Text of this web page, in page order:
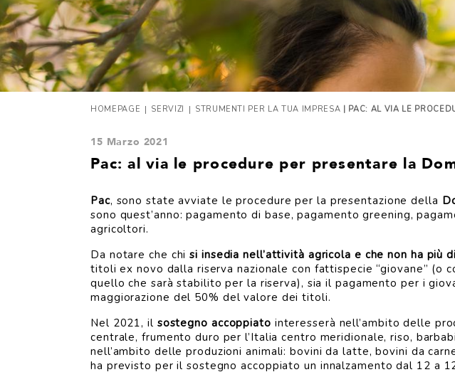
HOMEPAGE | SERVIZI | STRUMENTI PER LA TUA IMPRESA | PAC: AL VIA LE
15 Marzo 2021
Pac: al via le procedure per presentare la
Pac, sono state avviate le procedure per la presentazione della
sono quest’anno: pagamento di base, pagamento greening,
agricoltori.
Da notare che chisi insedia nell’attività agricola e che non ha più
titoli ex novo dalla riserva nazionale con fattispecie “giovane”
quello che sarà stabilito per la riserva), sia il pagamento per i
maggiorazione del 50% del valore dei titoli.
Nel 2021, il sostegno accoppiato interesserà nell’ambito delle
centrale, frumento duro per l’Italia centro meridionale, riso,
nell’ambito delle produzioni animali: bovini da latte, bovini da
ha previsto per il sostegno accoppiato un innalzamento dal 12 a